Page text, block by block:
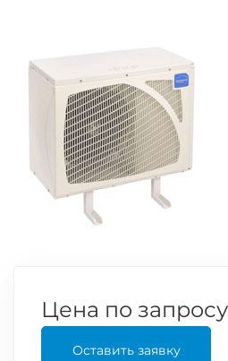
Цена по запросу
Оставить заявку